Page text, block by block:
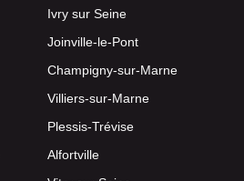
Ivry sur Seine
Joinville-le-Pont
Champigny-sur-Marne
Villiers-sur-Marne
Plessis-Trévise
Alfortville